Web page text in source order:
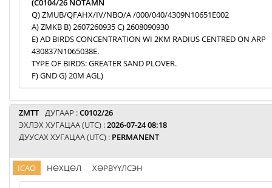
(C0104/26 NOTAMN
Q) ZMUB/QFAHX/IV/NBO/A /000/040/4309N10651E002
A) ZMKB B) 2607260935 C) 2608090930
E) AD BIRDS CONCENTRATION WI 2KM RADIUS CENTRED ON ARP
430837N1065038E.
TYPE OF BIRDS: GREATER SAND PLOVER.
F) GND G) 20M AGL)
ZMTT ДУГААР :C0102/26
ЭХЛЭХ ХУГАЦАА (UTC) :2026-07-24 08:18
ДУУСАХ ХУГАЦАА (UTC) : PERMANENT
ICAO НӨХЦӨЛ ХӨРВҮҮЛСЭН